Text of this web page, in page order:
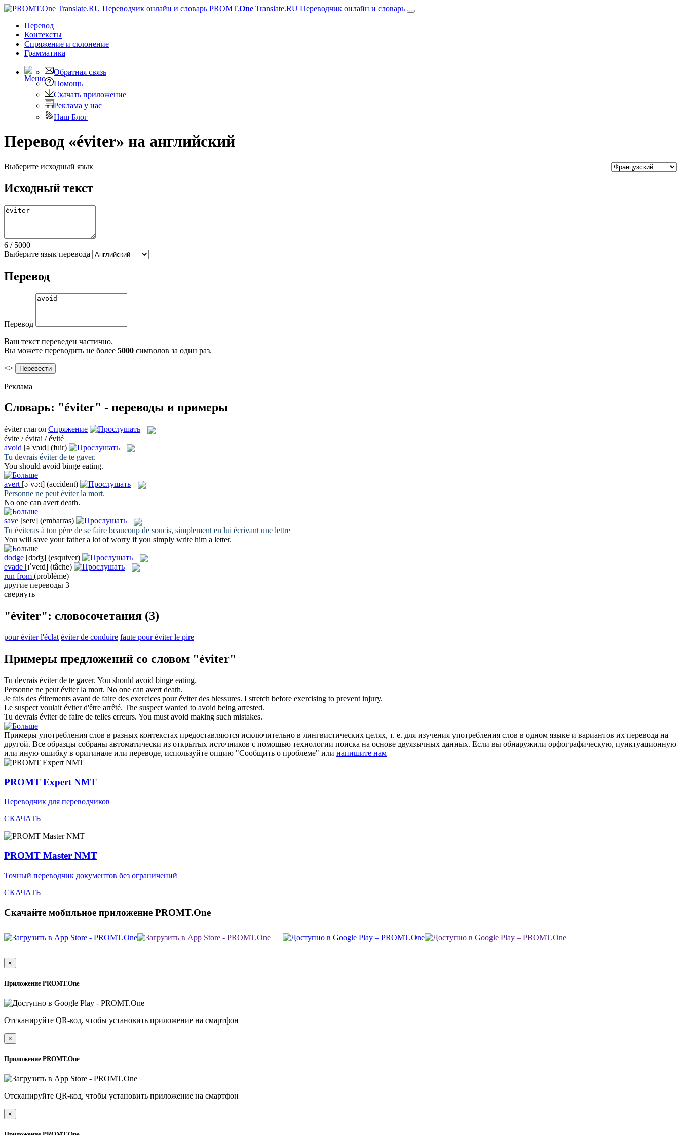
PROMT.One Translate.RU Переводчик онлайн и словарь
Перевод
Контексты
Спряжение и склонение
Грамматика
Обратная связь
Помощь
Скачать приложение
Реклама у нас
Наш Блог
Перевод «éviter» на английский
Выберите исходный язык
Исходный текст
6 / 5000
Выберите язык перевода
Перевод
Перевод
Ваш текст переведен частично.
Вы можете переводить не более 5000 символов за один раз.
<>
Реклама
Словарь: "éviter" - переводы и примеры
éviter глагол Спряжение
évite / évitai / évité
avoid [əˈvɔɪd] (fuir)
Tu devrais éviterde te gaver.
You should avoid binge eating.
avert [əˈvə:t] (accident)
Personne ne peut éviterla mort.
No one can avert death.
save [seɪv] (embarras)
Tu éviteras à ton père de se faire beaucoup de soucis, simplement en lui écrivant une lettre
You will save your father a lot of worry if you simply write him a letter.
dodge [dɔdʒ] (esquiver)
evade [ɪˈveɪd] (tâche)
run from (problème)
другие переводы 3
свернуть
"éviter": словосочетания (3)
pour éviter l'éclat éviter de conduire faute pour éviter le pire
Примеры предложений со словом "éviter"
Tu devrais éviterde te gaver. You should avoid binge eating.
Personne ne peut éviterla mort. No one can avert death.
Je fais des étirements avant de faire des exercices pouréviterdes blessures. I stretch before exercising to prevent injury.
Le suspect voulait éviterd'être arrêté. The suspect wanted to avoid being arrested.
Tu devrais éviterde faire de telles erreurs. You must avoid making such mistakes.
Примеры употребления слов в разных контекстах предоставляются исключительно в лингвистических целях, т. е. для изучения употребления слов в одном языке и вариантов их перевода на
другой. Все образцы собраны автоматически из открытых источников с помощью технологии поиска на основе двуязычных данных. Если вы обнаружили орфографическую, пунктуационную
или иную ошибку в оригинале или переводе, используйте опцию "Сообщить о проблеме" или напишите нам
PROMT Expert NMT
Переводчик для переводчиков
СКАЧАТЬ
PROMT Master NMT
Точный переводчик документов без ограничений
СКАЧАТЬ
Скачайте мобильное приложение PROMT.One
×
Приложение PROMT.One
Отсканируйте QR-код, чтобы установить приложение на смартфон
×
Приложение PROMT.One
Отсканируйте QR-код, чтобы установить приложение на смартфон
×